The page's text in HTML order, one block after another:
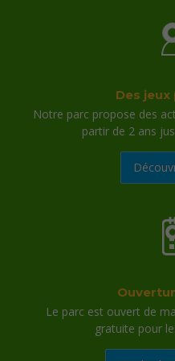
Plus de 50
Jeux, défis, parcours,
champions, chasses au
Accessible dès 2
Des espaces adaptés
aux plus grands de profiter
En plein air, au
Un cadre arboré et
idéal pour se dépenser,
Des activités
goûts
Le parc propose une
Des
Notre parc propose des
partir de 2 ans
Le parc est ouvert de
gratuite pour